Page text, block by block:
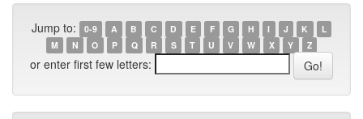
Jump to: 0-9 A B C D E F G H I J K
L
M
N O P Q R S T U V W X Y Z
or enter first few letters: